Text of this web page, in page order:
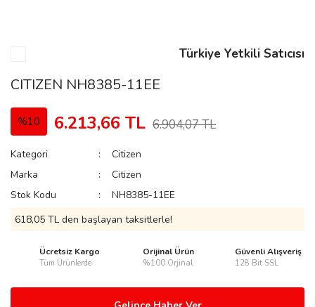
Türkiye Yetkili Satıcısı
CITIZEN NH8385-11EE
%10 6.213,66 TL 6.904,07 TL
Kategori
Citizen
Marka
Citizen
Stok Kodu
NH8385-11EE
618,05 TL den başlayan taksitlerle!
Ücretsiz Kargo
Tüm Ürünlerde
Orijinal Ürün
%100 Orjinal
Güvenli Alışveriş
128 Bit SSL